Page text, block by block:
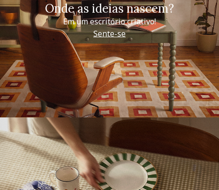
Onde as ideias nascem?
Em um escritório criativo!
Sente-se